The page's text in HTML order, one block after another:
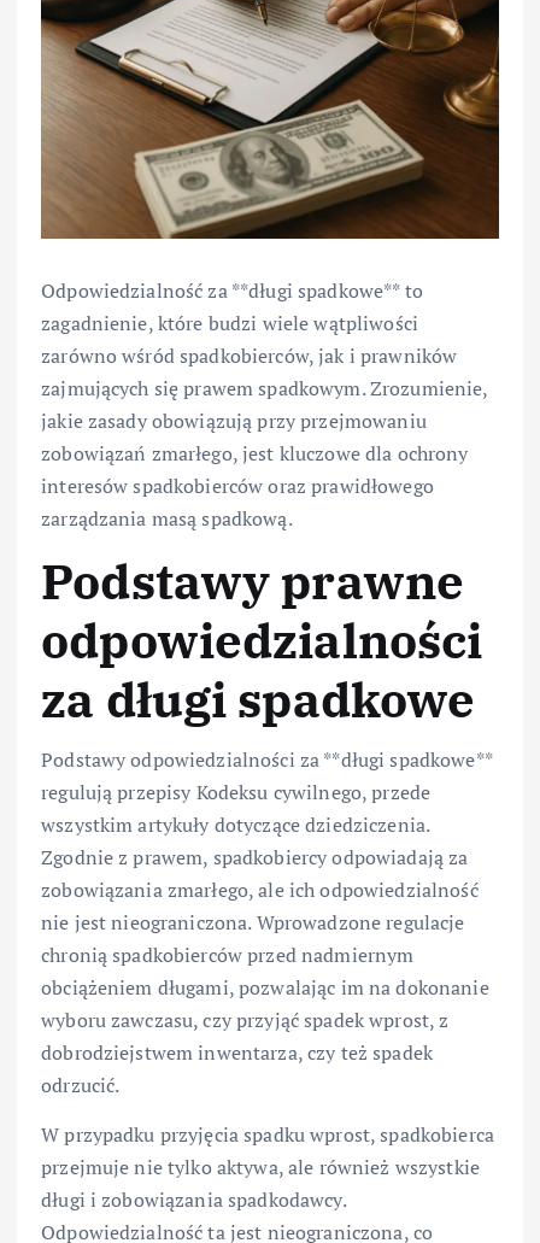
Odpowiedzialność za **długi spadkowe** to
zagadnienie, które budzi wiele wątpliwości
zarówno wśród spadkobierców, jak i prawników
zajmujących się prawem spadkowym. Zrozumienie,
jakie zasady obowiązują przy przejmowaniu
zobowiązań zmarłego, jest kluczowe dla ochrony
interesów spadkobierców oraz prawidłowego
zarządzania masą spadkową.
Podstawy prawne
odpowiedzialności
za długi spadkowe
Podstawy odpowiedzialności za **długi spadkowe**
regulują przepisy Kodeksu cywilnego, przede
wszystkim artykuły dotyczące dziedziczenia.
Zgodnie z prawem, spadkobiercy odpowiadają za
zobowiązania zmarłego, ale ich odpowiedzialność
nie jest nieograniczona. Wprowadzone regulacje
chronią spadkobierców przed nadmiernym
obciążeniem długami, pozwalając im na dokonanie
wyboru zawczasu, czy przyjąć spadek wprost, z
dobrodziejstwem inwentarza, czy też spadek
odrzucić.
W przypadku przyjęcia spadku wprost, spadkobierca
przejmuje nie tylko aktywa, ale również wszystkie
długi i zobowiązania spadkodawcy.
Odpowiedzialność ta jest nieograniczona, co